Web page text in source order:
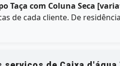
Taça com Coluna Seca
de cada cliente. De